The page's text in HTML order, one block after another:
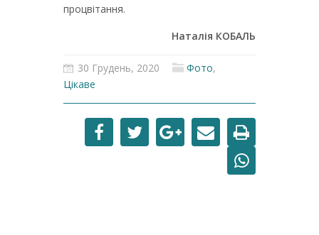
процвітання.
Наталія КОБАЛЬ
30 Грудень, 2020 Фото,
Цікаве